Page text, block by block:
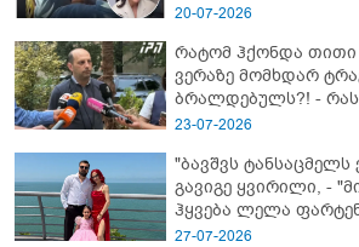
20-07-2026
რატომ ჰქონდა თითი
ვერაზე მომხდარ
ბრალდებულს?! - რას
23-07-2026
"ბავშვს
გავიგე ყვირილი, -
ჰყვება ლელა
ბათუმში 16 წლის
27-07-2026